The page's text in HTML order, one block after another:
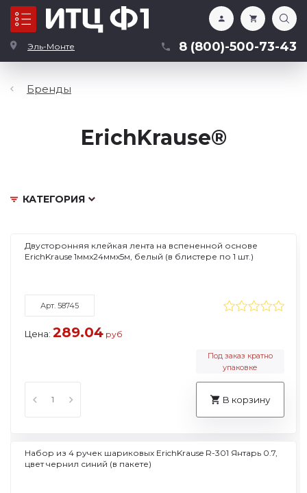
Эль-Монте 8 (800)-500-73-43
Каталог
Бренды
ErichKrause®
КАТЕГОРИЯ
Двусторонняя клейкая лента на вспененной основе
ErichKrause 1ммx24ммx5м, белый (в блистере по 1 шт.)
Арт. 58745
Цена: 289.04 руб
Под заказ кратно
упаковке
В корзину
Набор из 4 ручек шариковых ErichKrause R-301 Янтарь 0.7,
цвет чернил синий (в пакете)